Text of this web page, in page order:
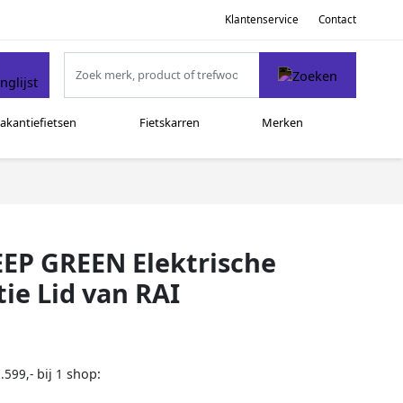
Klantenservice Contact
Fietskarren Merken
GREEN Elektrische
Lid van RAI
bij 1 shop: